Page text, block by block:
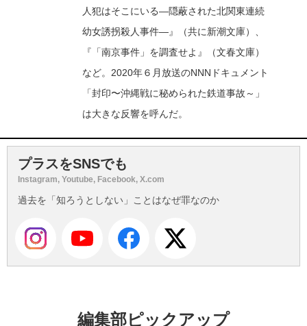
人犯はそこにいる―隠蔽された北関東連続
幼女誘拐殺人事件―』（共に新潮文庫）、
『「南京事件」を調査せよ』（文春文庫）
など。2020年６月放送のNNNドキュメント
「封印〜沖縄戦に秘められた鉄道事故～」
は大きな反響を呼んだ。
プラスをSNSでも
Instagram, Youtube, Facebook, X.com
過去を「知ろうとしない」ことはなぜ罪なのか
編集部ピックアップ